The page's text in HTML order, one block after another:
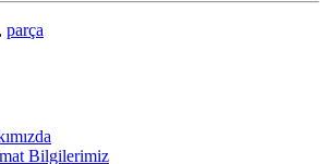
, parça
Bilgilerimiz